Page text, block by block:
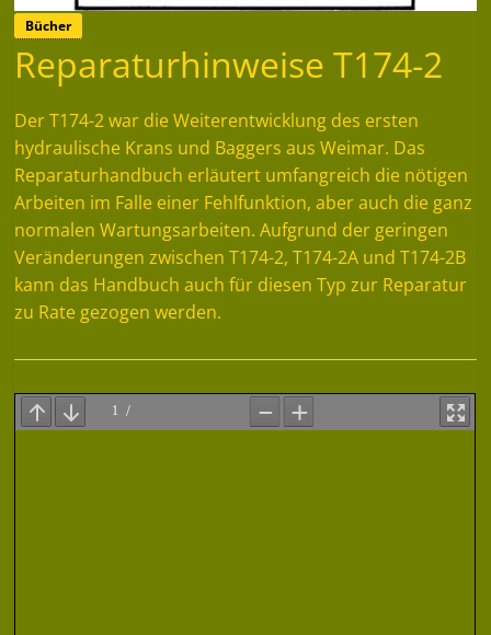
Bücher
Reparaturhinweise T174-2
Der T174-2 war die Weiterentwicklung des ersten
hydraulische Krans und Baggers aus Weimar. Das
Reparaturhandbuch erläutert umfangreich die nötigen
Arbeiten im Falle einer Fehlfunktion, aber auch die ganz
normalen Wartungsarbeiten. Aufgrund der geringen
Veränderungen zwischen T174-2, T174-2A und T174-2B
kann das Handbuch auch für diesen Typ zur Reparatur
zu Rate gezogen werden.